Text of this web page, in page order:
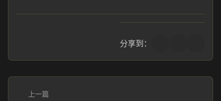
分享到：
上一篇